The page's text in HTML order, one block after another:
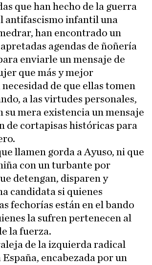
que han hecho de la guerra
antifascismo infantil una
han encontrado un
agendas de ñoñería
enviarle un mensaje de
que más y mejor
de que ellas tomen
a las virtudes personales,
su mera existencia un mensaje
de cortapisas históricas para
llamen gorda a Ayuso, ni que
con un turbante por
detengan, disparen y
candidata si quienes
fechorías están en el bando
la sufren pertenecen al
la fuerza.
de la izquierda radical
encabezada por un